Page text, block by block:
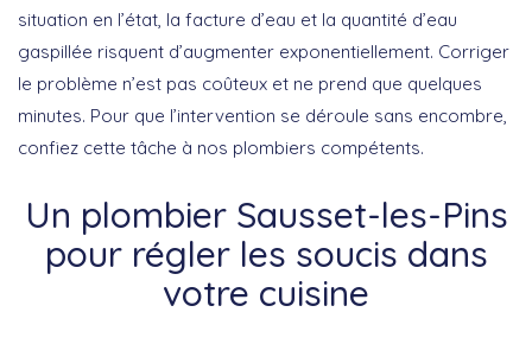
situation en l’état, la facture d’eau et la quantité d’eau
gaspillée risquent d’augmenter exponentiellement. Corriger
le problème n’est pas coûteux et ne prend que quelques
minutes. Pour que l’intervention se déroule sans encombre,
confiez cette tâche à nos plombiers compétents.
Un plombier Sausset-les-Pins
pour régler les soucis dans
votre cuisine